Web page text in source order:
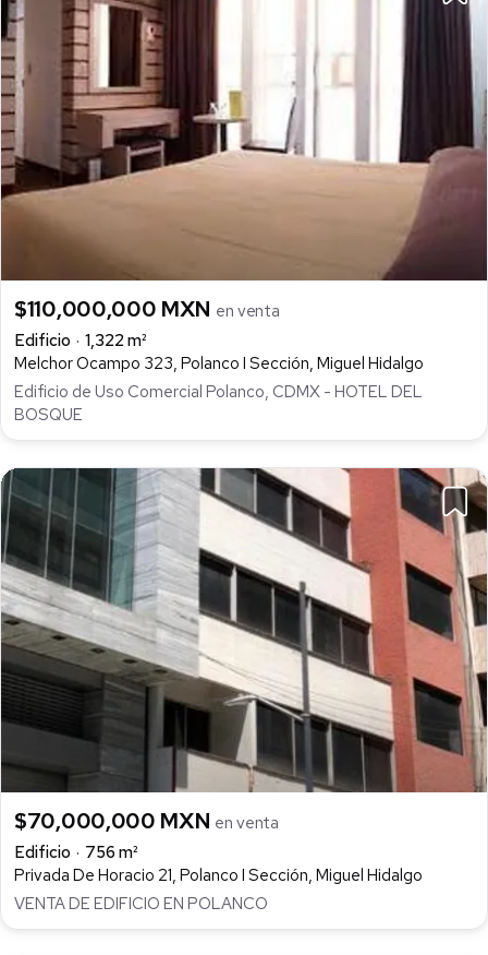
$110,000,000 MXN en venta
Edificio
1,322 m²
Melchor Ocampo 323, Polanco I Sección, Miguel Hidalgo
Edificio de Uso Comercial Polanco, CDMX - HOTEL DEL
BOSQUE
$70,000,000 MXN en venta
Edificio
756 m²
Privada De Horacio 21, Polanco I Sección, Miguel Hidalgo
VENTA DE EDIFICIO EN POLANCO